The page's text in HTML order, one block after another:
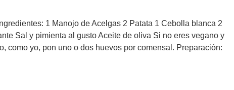
1 Manojo de Acelgas 2 Patata 1 Cebolla blanca 2
Sal y pimienta al gusto Aceite de oliva Si no eres vegano y
como yo, pon uno o dos huevos por comensal. Preparación: